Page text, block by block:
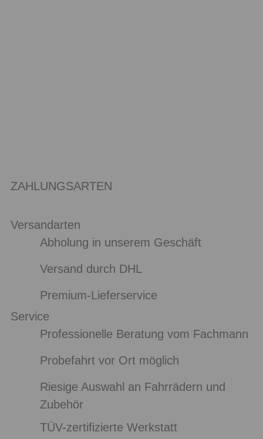
ZAHLUNGSARTEN
Versandarten
Abholung in unserem Geschäft
Versand durch DHL
Premium-Lieferservice
Service
Professionelle Beratung vom Fachmann
Probefahrt vor Ort möglich
Riesige Auswahl an Fahrrädern und
Zubehör
TÜV-zertifizierte Werkstatt